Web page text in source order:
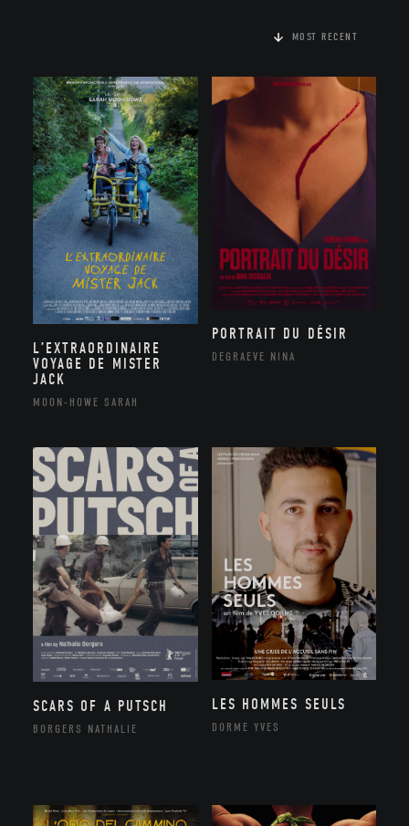
MOST RECENT
L’EXTRAORDINAIRE
VOYAGE DE MISTER
JACK
MOON-HOWE SARAH
PORTRAIT DU DÉSIR
DEGRAEVE NINA
SCARS OF A PUTSCH
BORGERS NATHALIE
LES HOMMES SEULS
DORME YVES